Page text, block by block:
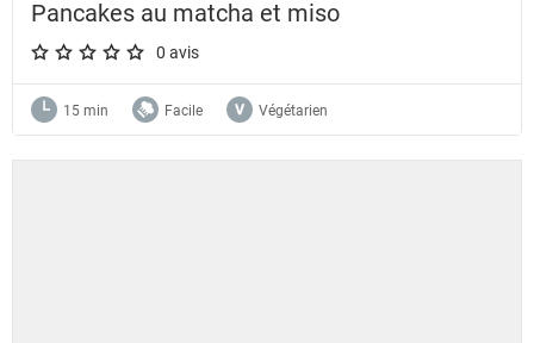
Pancakes au matcha et miso
A star rating of 0 out of 5.
0 avis
15 min Facile Végétarien